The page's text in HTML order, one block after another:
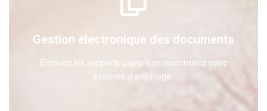
Gestion électronique des documents
Éliminez les supports papiers et modernisez votre
système d’archivage.